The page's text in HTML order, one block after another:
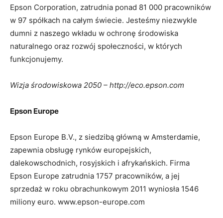
Epson Corporation, zatrudnia ponad 81 000 pracowników
w 97 spółkach na całym świecie. Jesteśmy niezwykle
dumni z naszego wkładu w ochronę środowiska
naturalnego oraz rozwój społeczności, w których
funkcjonujemy.
Wizja środowiskowa 2050 – http://eco.epson.com
Epson Europe
Epson Europe B.V., z siedzibą główną w Amsterdamie,
zapewnia obsługę rynków europejskich,
dalekowschodnich, rosyjskich i afrykańskich. Firma
Epson Europe zatrudnia 1757 pracowników, a jej
sprzedaż w roku obrachunkowym 2011 wyniosła 1546
miliony euro. www.epson-europe.com